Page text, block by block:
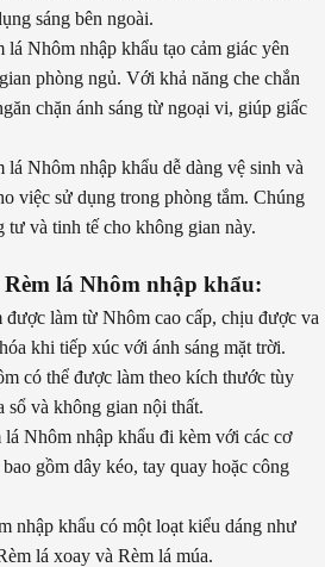
sáng bên ngoài.
lá Nhôm nhập khẩu tạo cảm giác yên
phòng ngủ. Với khả năng che chắn
chặn ánh sáng từ ngoại vi, giúp giấc
lá Nhôm nhập khẩu dễ dàng vệ sinh và
việc sử dụng trong phòng tắm. Chúng
tư và tinh tế cho không gian này.
lá Nhôm nhập khẩu:
được làm từ Nhôm cao cấp, chịu được va
khi tiếp xúc với ánh sáng mặt trời.
có thể được làm theo kích thước tùy
và không gian nội thất.
lá Nhôm nhập khẩu đi kèm với các cơ
gồm dây kéo, tay quay hoặc công
nhập khẩu có một loạt kiểu dáng như
lá xoay và Rèm lá múa.